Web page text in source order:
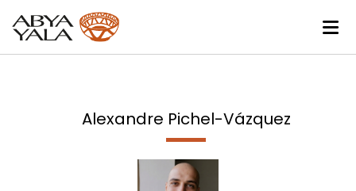
Alexandre Pichel-Vázquez